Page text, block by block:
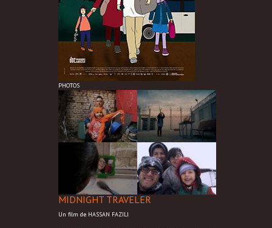
PHOTOS
MIDNIGHT TRAVELER
Un film de HASSAN FAZILI